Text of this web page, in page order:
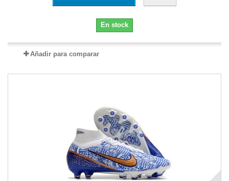
En stock
Añadir para comparar